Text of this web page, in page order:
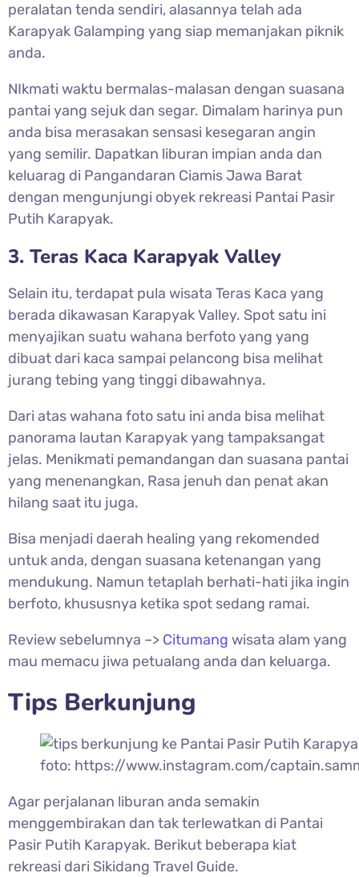
peralatan tenda sendiri, alasannya telah ada
Karapyak Galamping yang siap memanjakan piknik
anda.
NIkmati waktu bermalas-malasan dengan suasana
pantai yang sejuk dan segar. Dimalam harinya pun
anda bisa merasakan sensasi kesegaran angin
yang semilir. Dapatkan liburan impian anda dan
keluarag di Pangandaran Ciamis Jawa Barat
dengan mengunjungi obyek rekreasi Pantai Pasir
Putih Karapyak.
3. Teras Kaca Karapyak Valley
Selain itu, terdapat pula wisata Teras Kaca yang
berada dikawasan Karapyak Valley. Spot satu ini
menyajikan suatu wahana berfoto yang yang
dibuat dari kaca sampai pelancong bisa melihat
jurang tebing yang tinggi dibawahnya.
Dari atas wahana foto satu ini anda bisa melihat
panorama lautan Karapyak yang tampaksangat
jelas. Menikmati pemandangan dan suasana pantai
yang menenangkan, Rasa jenuh dan penat akan
hilang saat itu juga.
Bisa menjadi daerah healing yang rekomended
untuk anda, dengan suasana ketenangan yang
mendukung. Namun tetaplah berhati-hati jika ingin
berfoto, khususnya ketika spot sedang ramai.
Review sebelumnya –> Citumang wisata alam yang
mau memacu jiwa petualang anda dan keluarga.
Tips Berkunjung
foto: https://www.instagram.com/
Agar perjalanan liburan anda semakin
menggembirakan dan tak terlewatkan di Pantai
Pasir Putih Karapyak. Berikut beberapa kiat
rekreasi dari Sikidang Travel Guide.